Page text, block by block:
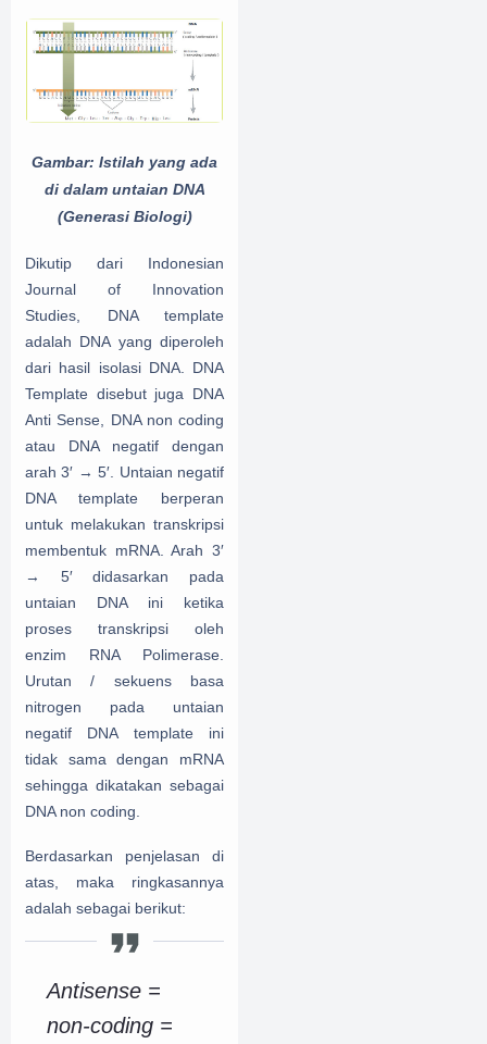
Gambar: Istilah yang ada
di dalam untaian DNA
(Generasi Biologi)
Dikutip dari Indonesian
Journal of Innovation
Studies, DNA template
adalah DNA yang diperoleh
dari hasil isolasi DNA. DNA
Template disebut juga DNA
Anti Sense, DNA non coding
atau DNA negatif dengan
arah 3′ → 5′. Untaian negatif
DNA template berperan
untuk melakukan transkripsi
membentuk mRNA. Arah 3′
→ 5′ didasarkan pada
untaian DNA ini ketika
proses transkripsi oleh
enzim RNA Polimerase.
Urutan / sekuens basa
nitrogen pada untaian
negatif DNA template ini
tidak sama dengan mRNA
sehingga dikatakan sebagai
DNA non coding.
Berdasarkan penjelasan di
atas, maka ringkasannya
adalah sebagai berikut:
Antisense =
non-coding =